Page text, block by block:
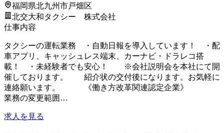
福岡県北九州市戸畑区
北交大和タクシー 株式会社
仕事内容
タクシーの運転業務 ・自動日報を導入しています！ ・配
車アプリ、キャッシュレス端末、カーナビ・ドラレコ搭
載！ ・未経験者でも安心！ ※会社説明会を本社にて開
催しております。 紹介状の交付後になります。お気軽に
連絡願います。 《働き方改革関連認定企業》
業務の変更範囲…
求人を見る